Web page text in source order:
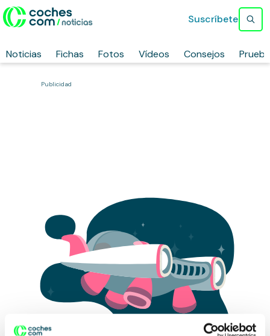
Noticias Fichas Fotos Vídeos Consejos
Suscríbete
Publicidad